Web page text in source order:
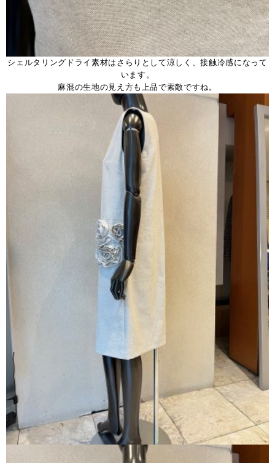
シェルタリングドライ素材はさらりとして涼しく、接触冷感になって
います。
麻混の生地の見え方も上品で素敵ですね。